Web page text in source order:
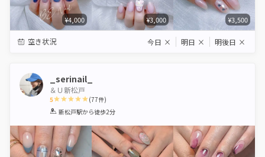
¥4,000 ¥3,000 ¥3,500
空き状況 今日 × 明日 × 明後日 ×
_serinail_
＆Ｕ新松戸
5
1 2 3 4 5
(77件)
新松戸駅から徒歩2分